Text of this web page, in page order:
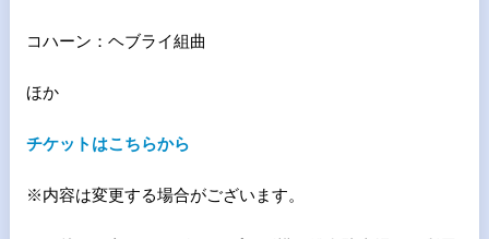
コハーン：ヘブライ組曲
ほか
チケットはこちらから
※内容は変更する場合がございます。